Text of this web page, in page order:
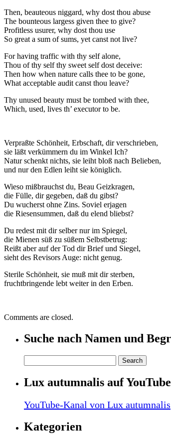
Then, beauteous niggard, why dost thou abuse
The bounteous largess given thee to give?
Profitless usurer, why dost thou use
So great a sum of sums, yet canst not live?
For having traffic with thy self alone,
Thou of thy self thy sweet self dost deceive:
Then how when nature calls thee to be gone,
What acceptable audit canst thou leave?
Thy unused beauty must be tombed with thee,
Which, used, lives th’ executor to be.
Verpraßte Schönheit, Erbschaft, dir verschrieben,
sie läßt verkümmern du im Winkel Ich?
Natur schenkt nichts, sie leiht bloß nach Belieben,
und nur den Edlen leiht sie königlich.
Wieso mißbrauchst du, Beau Geizkragen,
die Fülle, dir gegeben, daß du gibst?
Du wucherst ohne Zins. Soviel erjagen
die Riesensummen, daß du elend bliebst?
Du redest mit dir selber nur im Spiegel,
die Mienen süß zu süßem Selbstbetrug:
Reißt aber auf der Tod dir Brief und Siegel,
sieht des Revisors Auge: nicht genug.
Sterile Schönheit, sie muß mit dir sterben,
fruchtbringende lebt weiter in den Erben.
Comments are closed.
Suche nach Namen und
Lux autumnalis auf YouTube
YouTube-Kanal von Lux autumnalis
Kategorien